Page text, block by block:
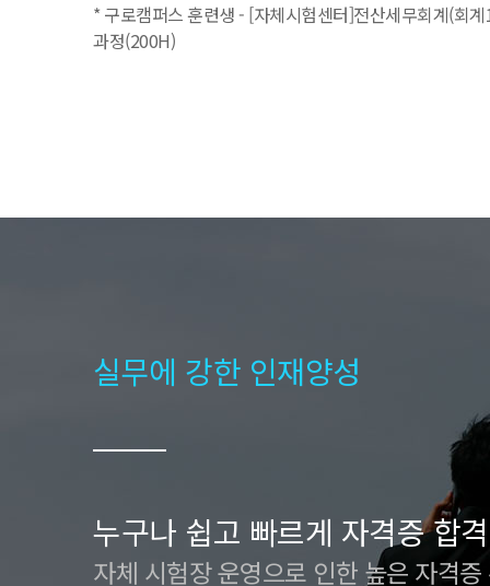
* 구로캠퍼스 훈련생 - [자체시험센터]전산세무회계(회
과정(200H)
실무에 강한 인재양성
누구나 쉽고 빠르게 자격증 합
자체 시험장 운영으로 인한 높은 자격